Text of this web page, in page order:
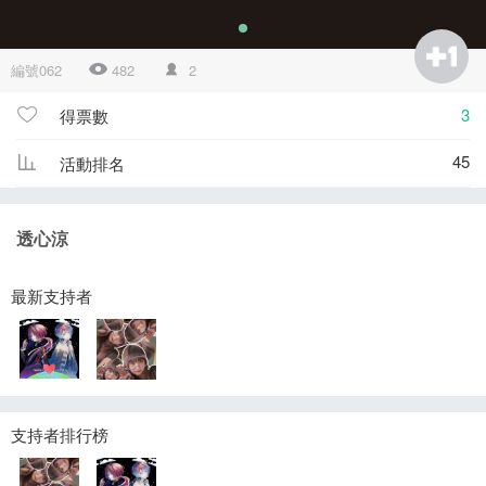
編號062 482 2
得票數 3
活動排名 45
透心涼
最新支持者
支持者排行榜